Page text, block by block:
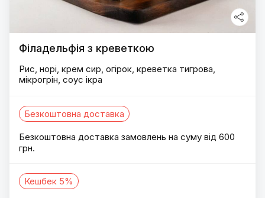
Філадельфія з креветкою
Рис, норі, крем сир, огірок, креветка тигрова,
мікрогрін, соус ікра
Безкоштовна доставка
Безкоштовна доставка замовлень на суму від 600
грн.
Кешбек 5%